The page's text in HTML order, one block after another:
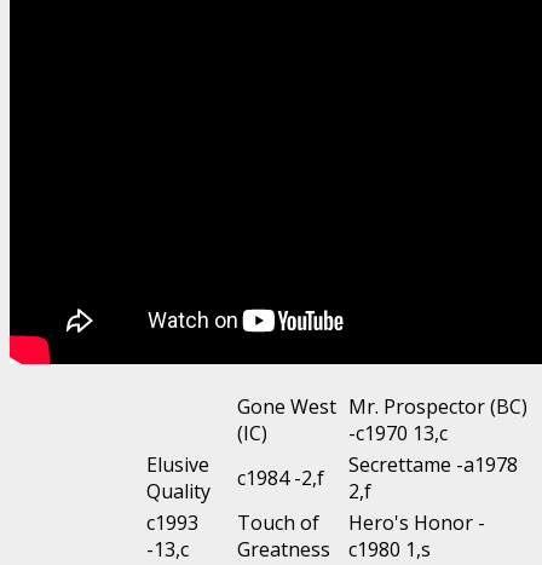
Gone West
(IC)
Mr. Prospector (BC)
-c1970 13,c
Elusive
Quality
c1984 -2,f
Secrettame -a1978
2,f
c1993
-13,c
Touch of
Greatness
Hero's Honor -
c1980 1,s